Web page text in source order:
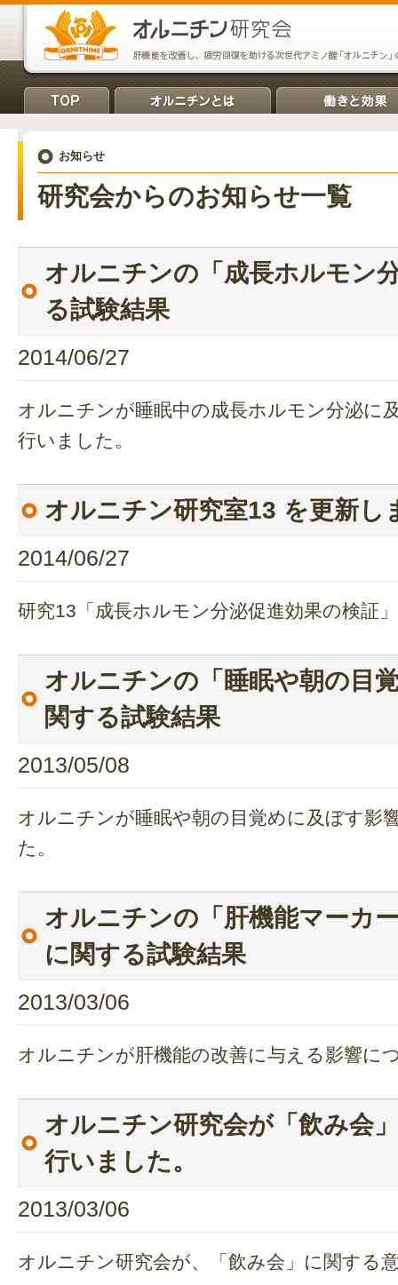
お知らせ
研究会からのお知らせ一覧
オルニチンの「成長ホルモン
る試験結果
2014/06/27
オルニチンが睡眠中の成長ホルモン分泌に
行いました。
オルニチン研究室13 を更新し
2014/06/27
研究13「成長ホルモン分泌促進効果の検証」
オルニチンの「睡眠や朝の目
関する試験結果
2013/05/08
オルニチンが睡眠や朝の目覚めに及ぼす影
た。
オルニチンの「肝機能マーカ
に関する試験結果
2013/03/06
オルニチンが肝機能の改善に与える影響に
オルニチン研究会が「飲み会
行いました。
2013/03/06
オルニチン研究会が、「飲み会」に関する